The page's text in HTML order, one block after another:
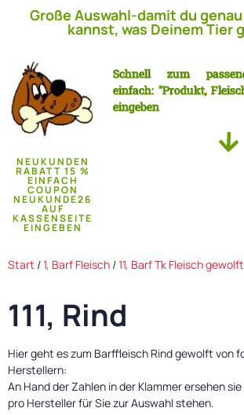
Große Auswahl-damit du
kannst, was Deinem Tier
NEUKUNDEN
RABATT 15 %
EINFACH
COUPON
NEUKUNDE26
AUF
KASSENSEITE
EINGEBEN
Schnell zum
einfach: "Produkt,
eingeben
Start /1, Barf Fleisch /11, Barf Tk Fleisch gewolft
111, Rind
Hier geht es zum Barffleisch Rind gewolft von
Herstellern:
An Hand der Zahlen in der Klammer ersehen
pro Hersteller für Sie zur Auswahl stehen.